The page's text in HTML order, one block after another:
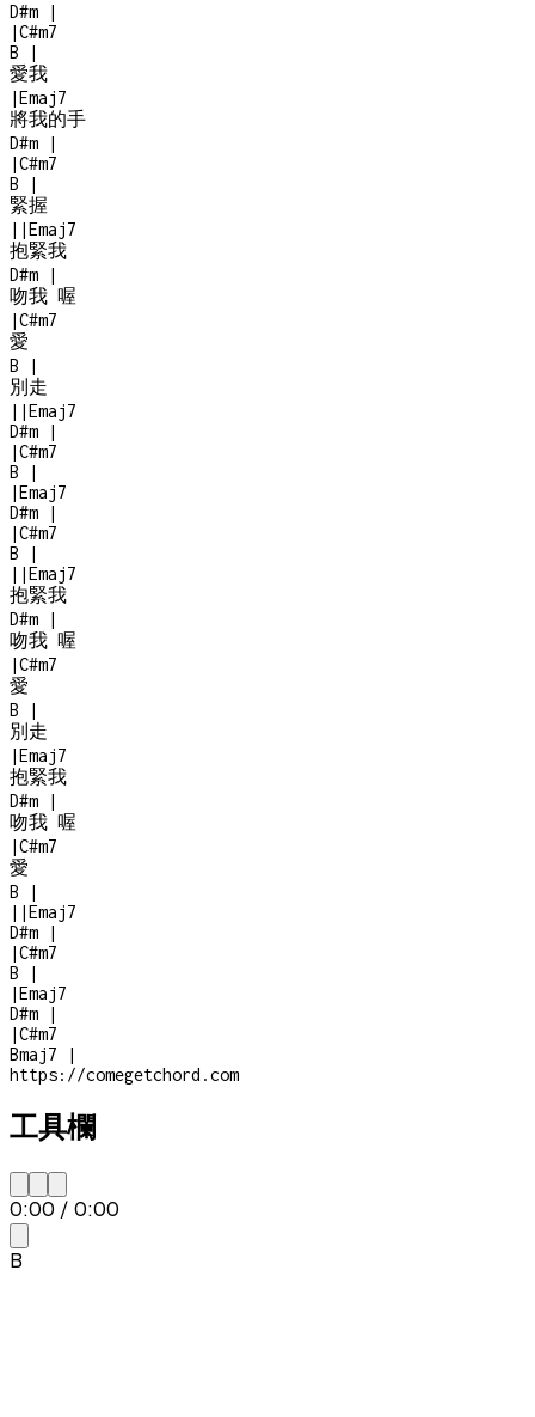
D#m
|
|C#m7
B
|
愛我
|Emaj7
將我的手
D#m
|
|C#m7
B
|
緊握
| |Emaj7
抱緊我
D#m
|
吻我 喔
|C#m7
愛
B
|
別走
| |Emaj7
D#m
|
|C#m7
B
|
|Emaj7
D#m
|
|C#m7
B
|
| |Emaj7
抱緊我
D#m
|
吻我 喔
|C#m7
愛
B
|
別走
|Emaj7
抱緊我
D#m
|
吻我 喔
|C#m7
愛
B
|
| |Emaj7
D#m
|
|C#m7
B
|
|Emaj7
D#m
|
|C#m7
Bmaj7
|
https://comegetchord.com
工具欄
0:00 / 0:00
B